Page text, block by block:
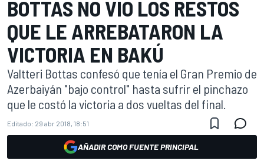
BOTTAS NO VIO LOS RESTOS
QUE LE ARREBATARON LA
VICTORIA EN BAKÚ
Valtteri Bottas confesó que tenía el Gran Premio de
Azerbaiyán "bajo control" hasta sufrir el pinchazo
que le costó la victoria a dos vueltas del final.
Editado: 29 abr 2018, 18:51
AÑADIR COMO FUENTE PRINCIPAL